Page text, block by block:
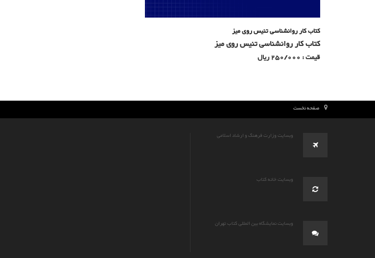
کتاب کار روانشناسی تنیس روی میز
کتاب کار روانشناسی تنیس روی میز
قیمت : 250/000 ریال
صفحه نخست
وبسایت وزارت فرهنگ و ارشاد اسلامی
وبسایت خانه کتاب
وبسایت نمایشگاه بین المللی کتاب تهران